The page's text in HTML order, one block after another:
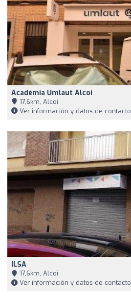
Acadèmia Umlaut Alcoi
17,6km, Alcoi
Ver información y datos de contacto
ILSA
17,6km, Alcoi
Ver información y datos de contacto